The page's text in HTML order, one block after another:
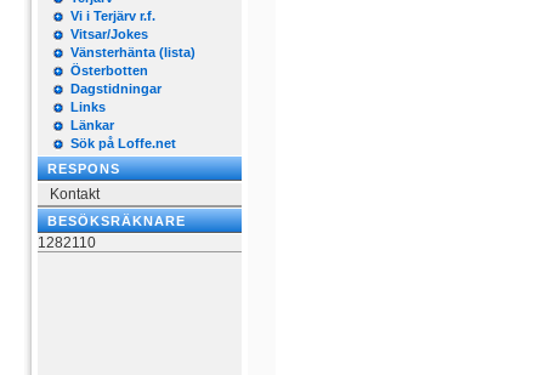
Vi i Terjärv r.f.
Vitsar/Jokes
Vänsterhänta (lista)
Österbotten
Dagstidningar
Links
Länkar
Sök på Loffe.net
RESPONS
Kontakt
BESÖKSRÄKNARE
1282110